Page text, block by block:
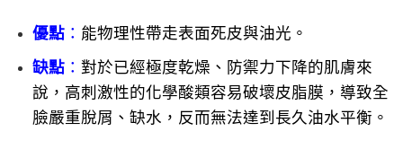
優點： 能物理性帶走表面死皮與油光。
缺點： 對於已經極度乾燥、防禦力下降的肌膚來
說，高刺激性的化學酸類容易破壞皮脂膜，導致全
臉嚴重脫屑、缺水，反而無法達到長久油水平衡。